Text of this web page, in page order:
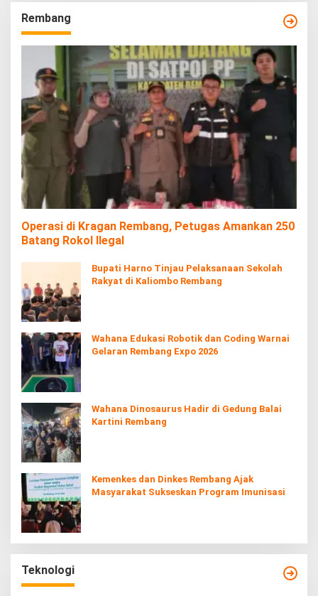
Rembang
Operasi di Kragan Rembang, Petugas Amankan 250
Batang Rokol Ilegal
Bupati Harno Tinjau Pelaksanaan Sekolah
Rakyat di Kaliombo Rembang
Wahana Edukasi Robotik dan Coding Warnai
Gelaran Rembang Expo 2026
Wahana Dinosaurus Hadir di Gedung Balai
Kartini Rembang
Kemenkes dan Dinkes Rembang Ajak
Masyarakat Sukseskan Program Imunisasi
Teknologi